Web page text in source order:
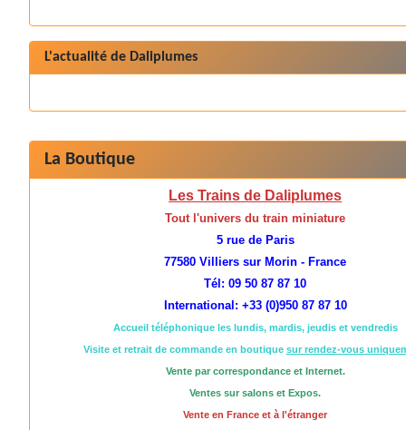
La Boutique
Les Trains de Daliplumes
Tout l'univers du train miniature
5 rue de Paris
77580 Villiers sur Morin - France
Tél: 09 50 87 87 10
International: +33 (0)950 87 87 10
Accueil téléphonique les lundis, mardis, jeudis et vendredis
Visite et retrait de commande en boutique sur rendez-vous
Vente par correspondance et Internet.
Ventes sur salons et Expos.
Vente en France et à l'étranger
L'actualité de Daliplumes